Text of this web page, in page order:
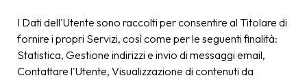
I Dati dell'Utente sono raccolti per consentire al Titolare di
fornire i propri Servizi, così come per le seguenti finalità:
Statistica, Gestione indirizzi e invio di messaggi email,
Contattare l'Utente, Visualizzazione di contenuti da